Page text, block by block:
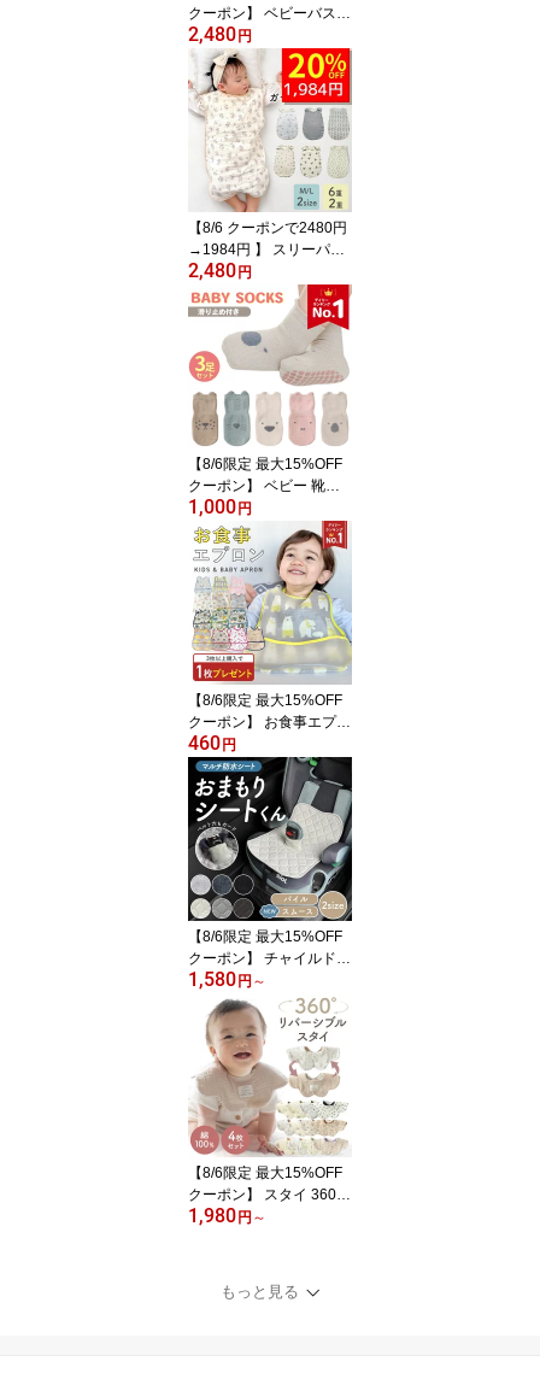
クーポン】 ベビーバスロ
ーブ バスローブ ワンオ
ペ くまぽん 赤ちゃん く
まポン 出産祝い ベビー
ママ 育児 お風呂 速乾 バ
スポンチョ フード付き
バスタオル ポンチョ 男
の子 女の子 キッズバス
ローブ フード付きバスタ
オル
2,480円
【8/6 クーポンで2480円
→1984円 】 スリーパー
夏用 春 夏 ガーゼ キッズ
新生児 赤ちゃん 綿100 6
重 ブランケット ガーゼ
ケット 春夏 ベビー 小学
生 120cm 冬 130 2重ガ
ーゼ 春夏用 タオル 6重ガ
ーゼ 薄手 子供 3ヶ月 ベ
ビー服 男の子 女の子
2,480円
【8/6限定 最大15%OFF
クーポン】 ベビー 靴下
ベビー靴下 滑り止め ベ
ビーソックス 9-12 海外
長め 白 セット 女の子 春
夏 同じ セレモニー 脱げ
にくい ソックス 3足 福袋
3足セット 綿 コットン ア
ニマル 動物 くつ下 男の
子 転倒防止 キッズ靴下
1,000円
【8/6限定 最大15%OFF
クーポン】 お食事エプロ
ン 保育園 食事エプロン
離乳食 エプロン 食事用
エプロン お食事スタイ
防水 袖なし ベビー 赤ち
ゃん ビブ 半袖 スモック
入園準備 幼稚園 ポケッ
ト付き 女の子 男の子 食
べこぼし 子供 おしゃれ
かわいい
460円
【8/6限定 最大15%OFF
クーポン】 チャイルドシ
ート 防水シート 夏用 冷
感 新生児 メッシュ 穴な
し 送風 防水 汚れ防止 カ
バー 防水シーツ 防水マ
ット 防水シー シーツ 防
水シートライナー トイレ
トレーニング ベビーカー
ジュニアシート トイトレ
1,580円 ～
【8/6限定 最大15%OFF
クーポン】 スタイ 360
男の子 ベビースタイ 女
産祝い お宮参り よだれ
かけ 無地 度 360度 360°
1,980円 ～
もっと見る